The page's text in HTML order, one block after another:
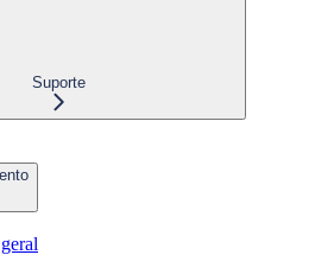
Suporte